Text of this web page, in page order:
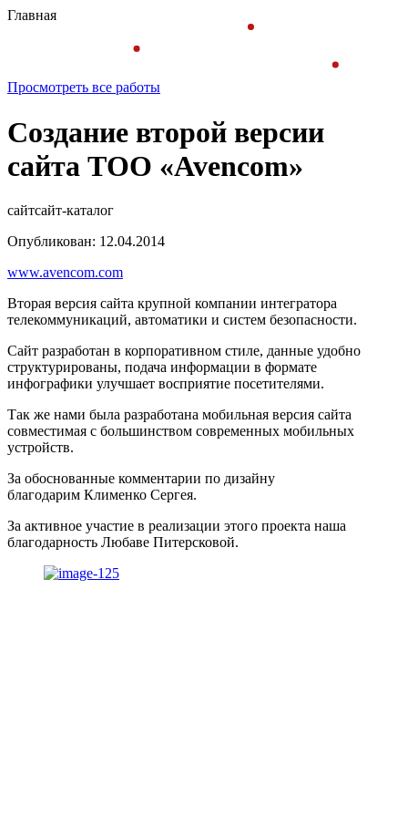
Главная
Просмотреть все работы
Создание второй версии
сайта ТОО «Avencom»
сайтсайт-каталог
Опубликован: 12.04.2014
www.avencom.com
Вторая версия сайта крупной компании интегратора
телекоммуникаций, автоматики и систем безопасности.
Сайт разработан в корпоративном стиле, данные удобно
структурированы, подача информации в формате
инфографики улучшает восприятие посетителями.
Так же нами была разработана мобильная версия сайта
совместимая с большинством современных мобильных
устройств.
За обоснованные комментарии по дизайну
благодарим Клименко Сергея.
За активное участие в реализации этого проекта наша
благодарность Любаве Питерсковой.